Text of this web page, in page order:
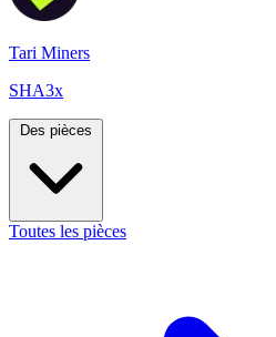
Tari Miners
SHA3x
Des pièces
Toutes les pièces